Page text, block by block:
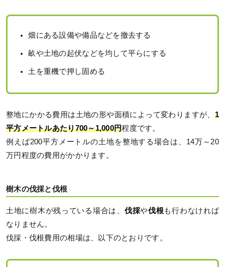
畑にある設備や備品などを撤去する
畝や土地の起伏などを均して平らにする
土を重機で押し固める
整地にかかる費用は土地の形や面積によって変わりますが、 1
平方メートルあたり700～1,000円程度です。
例えば200平方メートルの土地を整地する場合は、14万～20
万円程度の費用がかかります。
樹木の伐採と伐根
土地に樹木が残っている場合は、 伐採や伐根も行わなければ
なりません。
伐採・伐根費用の相場は、以下のとおりです。